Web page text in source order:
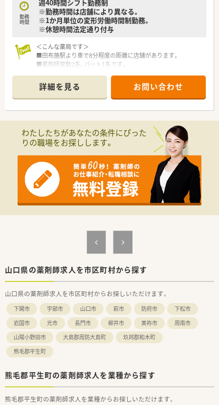
す。
勤務
時間
週40時間シフト勤務制
※勤務時間は店舗により異なる。
※1か月単位の変形労働時間制勤務。
※休憩時間法定通り付与
＜こんな薬局です＞
■田布施駅より車で8分程度の距離に店舗があります。
■薬剤師常勤2名、パート1名です。
完備しています。
■受付1か所、投薬口2か所です。
■土日祝休みの店舗です。
■近隣のクリニックより内科、泌尿器科、眼科、耳鼻科など幅広
い処方を応需しています。
■処方箋枚数は約90枚/日です。
＜研修制度＞
■基本は配属店舗での OJT研修です。必要に応じて職種別・階層
別の研修に参加して頂きます。
■未経験者やブランクの長い方については各種勉強会や集合研
修にご参加頂いておりますのでご安心ください。
＜法人特徴＞
■1982年の創業以来、人々が笑顔になれる薬局を目指して地域
■全ての患者様が同等かつ上質な医療を受けることができるよ
う、笑顔をキーワードに患者様の為に何ができるかを常に考え、
■しっかりと基盤を固め、まずは保険薬局として患者さんに寄り
添って服薬指導を行う「かかりつけ薬局」になること。その上で
健康に関する相談窓口として地域の皆様の主体的な健康の維持・
増進を積極的に支援する「健康サポート薬局」を目指し、さらに
病院や介護施設などと連携を強化することで地域包括ケアにつ
ながっていく事に重きを置いています。
■調剤事業にとどまらず、セルフメディケーションの推進・健康
拠点として情報の発信や健康イベント開催などの取り組みを行
■無菌調剤対応薬局の設置や関連会社の介護サービス事業を展
支援します。
詳細を見る お問い合わせ
わたしたちがあなたの条件にぴった
りの職場をお探しします。
山口県の薬剤師求人を市区町村から探す
山口県の薬剤師求人を市区町村からお探しいただけます。
下関市 宇部市 山口市 萩市 防府市
下松市
岩国市
光市 長門市 柳井市 美祢市
周南市
山陽小野田市
大島郡周防大島町
玖珂郡和木町
熊毛郡平生町
熊毛郡平生町の薬剤師求人を業種から探す
熊毛郡平生町の薬剤師求人を業種からお探しいただけます。